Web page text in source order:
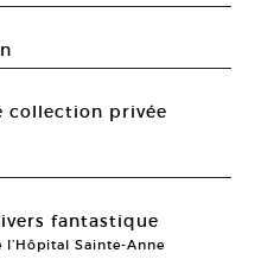
collection privée
fantastique
l’Hôpital Sainte-Anne